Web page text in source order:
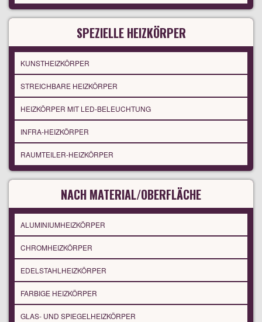
SPEZIELLE HEIZKÖRPER
KUNSTHEIZKÖRPER
STREICHBARE HEIZKÖRPER
HEIZKÖRPER MIT LED-BELEUCHTUNG
INFRA-HEIZKÖRPER
RAUMTEILER-HEIZKÖRPER
NACH MATERIAL/OBERFLÄCHE
ALUMINIUMHEIZKÖRPER
CHROMHEIZKÖRPER
EDELSTAHLHEIZKÖRPER
FARBIGE HEIZKÖRPER
GLAS- UND SPIEGELHEIZKÖRPER